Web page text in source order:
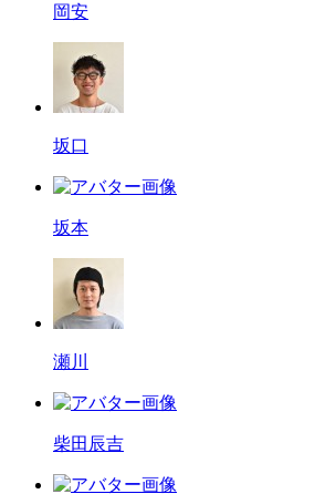
岡安
坂口
坂本
瀬川
柴田辰吉